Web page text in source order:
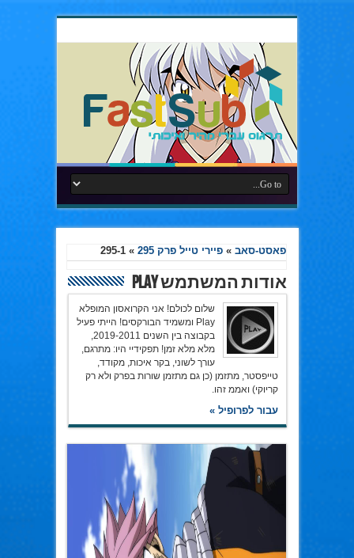
פאסט-סאב »פיירי טייל פרק 295 »
295-1
אודות המשתמש Play
שלום לכולם! אני הקרואסון המופלא
Play ומשמיד הבורקסים! הייתי פעיל
בקבוצה בין השנים 2019-2011,
מלא מלא זמן! תפקידיי היו: מתרגם,
עורך לשוני, בקר איכות, מקודד,
טייפסטר, מתזמן (כן גם מתזמן שורות בפרק ולא רק
קריוקי) ואממ זהו.
עבור לפרופיל »